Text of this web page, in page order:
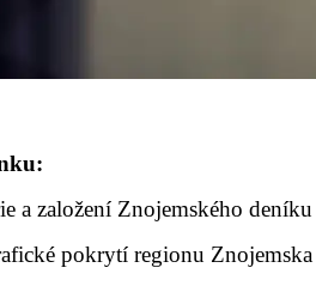
a založení Znojemského deníku
pokrytí regionu Znojemska